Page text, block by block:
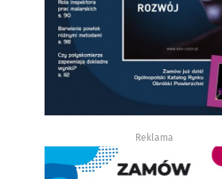
Reklama